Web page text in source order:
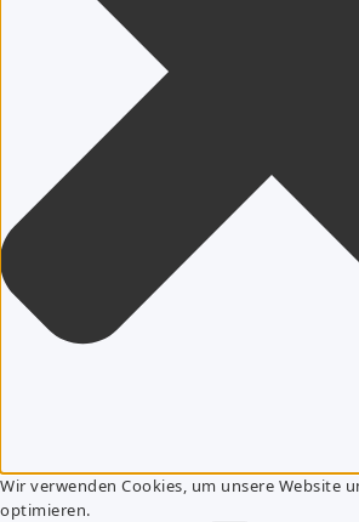
Wir verwenden Cookies, um unsere Website
optimieren.